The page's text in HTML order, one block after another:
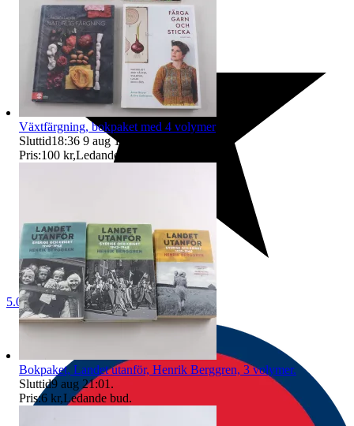
5.0
Växtfärgning, bokpaket med 4 volymer
Sluttid18:36 9 aug 18:36
Pris:100 kr,Ledande bud
Bokpaket, Landet utanför, Henrik Berggren, 3 volymer.
Sluttid9 aug 21:01 .
Pris:6 kr,Ledande bud.